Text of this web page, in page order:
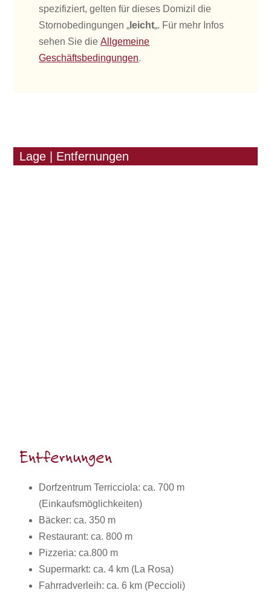
spezifiziert, gelten für dieses Domizil die
Stornobedingungen „ leicht„. Für mehr Infos
sehen Sie dieAllgemeine
Geschäftsbedingungen.
Lage | Entfernungen
Entfernungen
Dorfzentrum Terricciola: ca. 700 m
(Einkaufsmöglichkeiten)
Bäcker: ca. 350 m
Restaurant: ca. 800 m
Pizzeria: ca.800 m
Supermarkt: ca. 4 km (La Rosa)
Fahrradverleih: ca. 6 km (Peccioli)